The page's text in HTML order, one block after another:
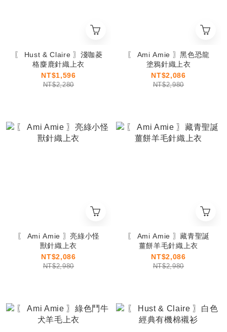
〖 Hust & Claire 〗淺咖菱
格麋鹿針織上衣
NT$1,596
NT$2,280
〖 Ami Amie 〗黑色恐龍
塗鴉針織上衣
NT$2,086
NT$2,980
〖 Ami Amie 〗亮綠小怪
獸針織上衣
NT$2,086
NT$2,980
〖 Ami Amie 〗藏青聖誕
薑餅羊毛針織上衣
NT$2,086
NT$2,980